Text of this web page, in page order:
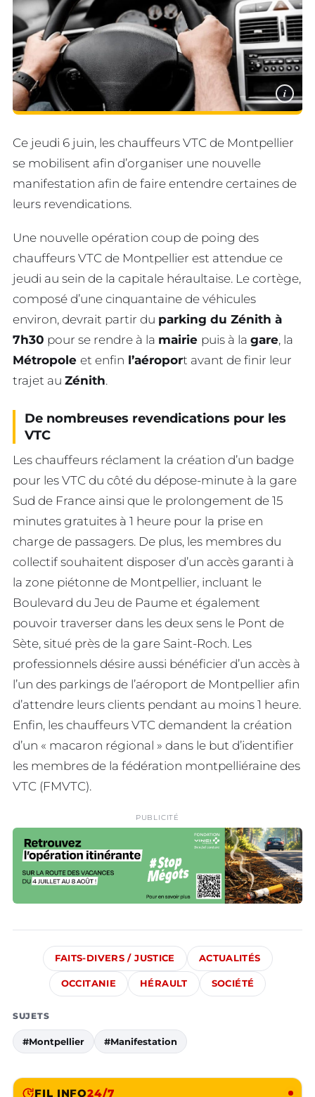
i
Ce jeudi 6 juin, les chauffeurs VTC de Montpellier
se mobilisent afin d’organiser une nouvelle
manifestation afin de faire entendre certaines de
leurs revendications.
Une nouvelle opération coup de poing des
chauffeurs VTC de Montpellier est attendue ce
jeudi au sein de la capitale héraultaise. Le cortège,
composé d’une cinquantaine de véhicules
environ, devrait partir du parking du Zénith à
7h30 pour se rendre à la mairie puis à la gare, la
Métropole et enfin l’aéroport avant de finir leur
trajet au Zénith.
De nombreuses revendications pour les
VTC
Les chauffeurs réclament la création d’un badge
pour les VTC du côté du dépose-minute à la gare
Sud de France ainsi que le prolongement de 15
minutes gratuites à 1 heure pour la prise en
charge de passagers. De plus, les membres du
collectif souhaitent disposer d’un accès garanti à
la zone piétonne de Montpellier, incluant le
Boulevard du Jeu de Paume et également
pouvoir traverser dans les deux sens le Pont de
Sète, situé près de la gare Saint-Roch. Les
professionnels désire aussi bénéficier d’un accès à
l’un des parkings de l’aéroport de Montpellier afin
d’attendre leurs clients pendant au moins 1 heure.
Enfin, les chauffeurs VTC demandent la création
d’un « macaron régional » dans le but d’identifier
les membres de la fédération montpelliéraine des
VTC (FMVTC).
PUBLICITÉ
FAITS-DIVERS / JUSTICE ACTUALITÉS
OCCITANIE HÉRAULT SOCIÉTÉ
SUJETS
#Montpellier #Manifestation
FIL INFO24/7